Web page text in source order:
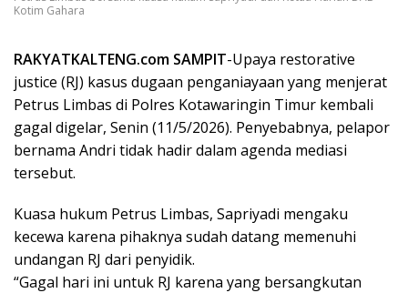
Kotim Gahara
RAKYATKALTENG.com SAMPIT-Upaya restorative
justice (RJ) kasus dugaan penganiayaan yang menjerat
Petrus Limbas di Polres Kotawaringin Timur kembali
gagal digelar, Senin (11/5/2026). Penyebabnya, pelapor
bernama Andri tidak hadir dalam agenda mediasi
tersebut.
Kuasa hukum Petrus Limbas, Sapriyadi mengaku
kecewa karena pihaknya sudah datang memenuhi
undangan RJ dari penyidik.
“Gagal hari ini untuk RJ karena yang bersangkutan